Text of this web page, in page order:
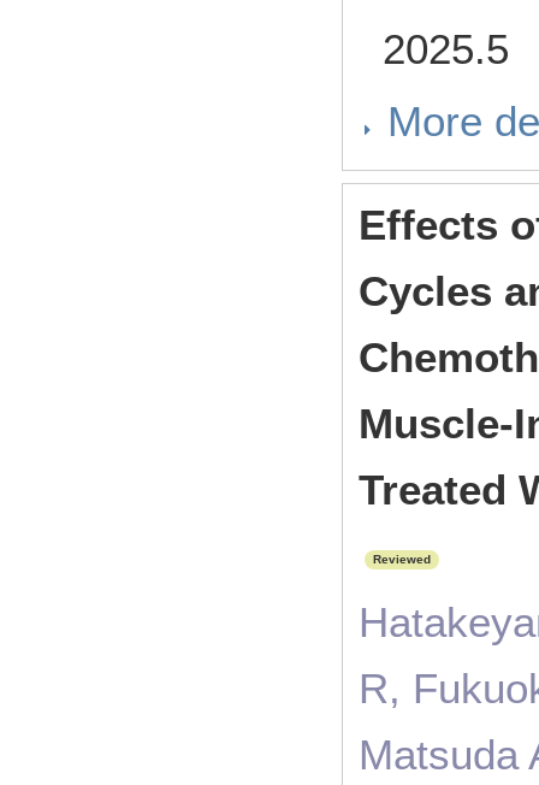
2025.5
More
Effects
Cycles
Muscle-
Treated
Reviewed
R,
Matsuda